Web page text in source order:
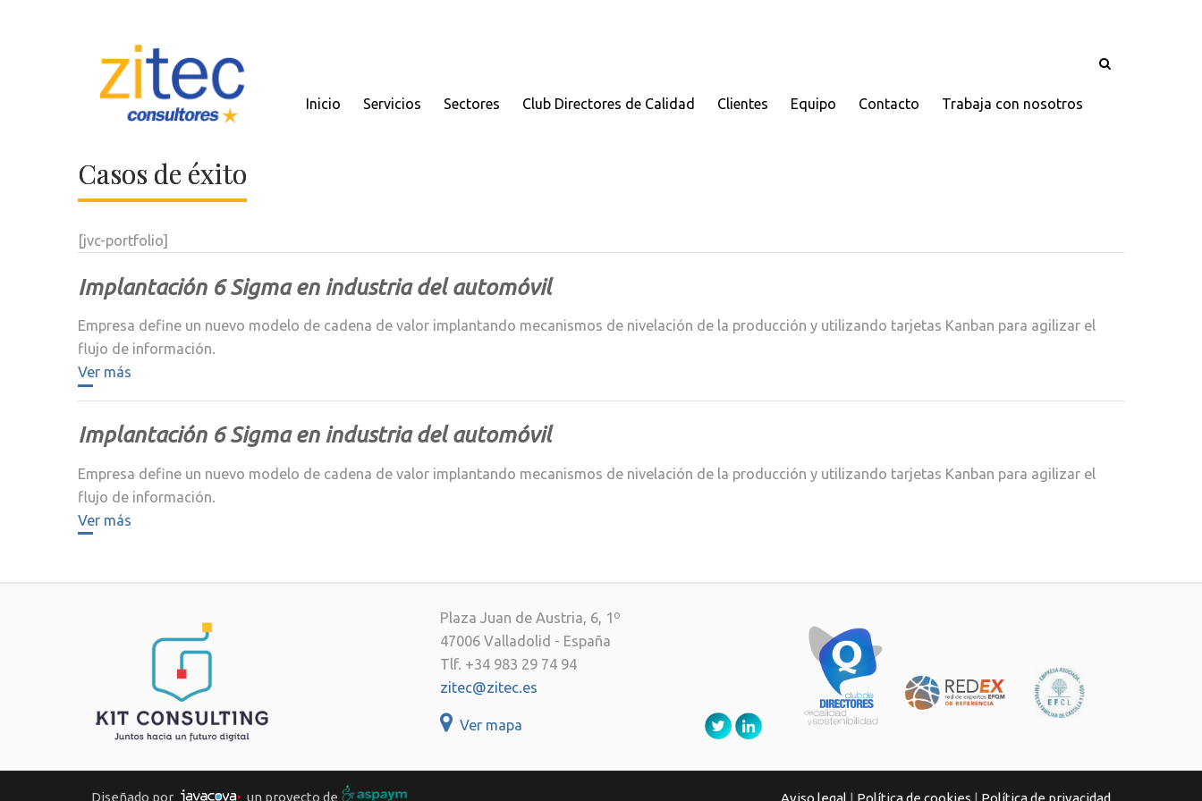
Inicio Servicios Sectores Club Directores de Calidad Clientes Equipo Contacto Trabaja con nosotros
Casos de éxito
[jvc-portfolio]
Implantación 6 Sigma en industria del automóvil
Empresa define un nuevo modelo de cadena de valor implantando mecanismos de nivelación de la producción y utilizando tarjetas Kanban para agilizar el
flujo de información.
Ver más
Implantación 6 Sigma en industria del automóvil
Empresa define un nuevo modelo de cadena de valor implantando mecanismos de nivelación de la producción y utilizando tarjetas Kanban para agilizar el
flujo de información.
Ver más
Plaza Juan de Austria, 6, 1º
47006 Valladolid - España
Tlf. +34 983 29 74 94
zitec@zitec.es
Ver mapa
Diseñado por un proyecto de Aviso legal | Política de cookies | Política de privacidad